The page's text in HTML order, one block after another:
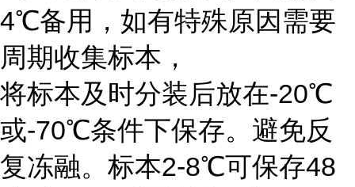
4℃备用，如有特殊原因需要
周期收集标本，
将标本及时分装后放在-20℃
或-70℃条件下保存。避免反
复冻融。标本2-8℃可保存48